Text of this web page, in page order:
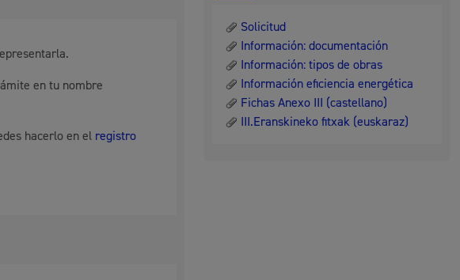
Desarrollo económico y empleo
derechos humanos y convivencia
Solicitud
Información: documentación
Información: tipos de obras
Información eficiencia energética
Fichas Anexo III (castellano)
III.Eranskineko fitxak (euskaraz)
en tu nombre
hacerlo en el registro